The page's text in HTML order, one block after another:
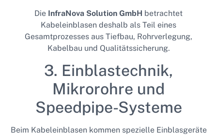
Die InfraNova Solution GmbH betrachtet
Kabeleinblasen deshalb als Teil eines
Gesamtprozesses aus Tiefbau, Rohrverlegung,
Kabelbau und Qualitätssicherung.
3. Einblastechnik,
Mikrorohre und
Speedpipe-Systeme
Beim Kabeleinblasen kommen spezielle Einblasgeräte